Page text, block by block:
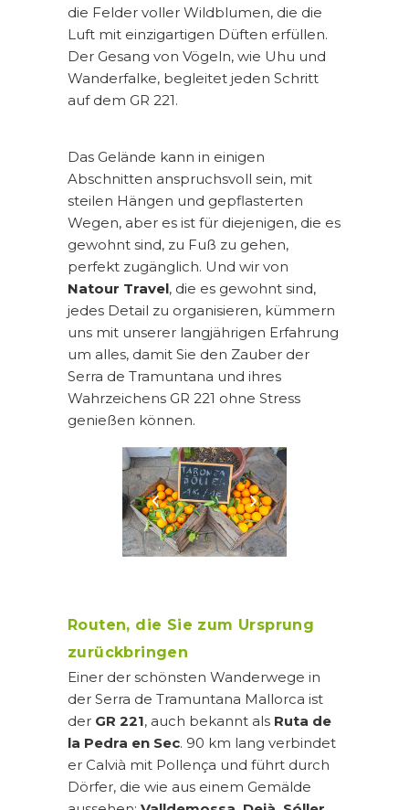
die Felder voller Wildblumen, die die
Luft mit einzigartigen Düften erfüllen.
Der Gesang von Vögeln, wie Uhu und
Wanderfalke, begleitet jeden Schritt
auf dem GR 221.
Das Gelände kann in einigen
Abschnitten anspruchsvoll sein, mit
steilen Hängen und gepflasterten
Wegen, aber es ist für diejenigen, die es
gewohnt sind, zu Fuß zu gehen,
perfekt zugänglich. Und wir von
Natour Travel, die es gewohnt sind,
jedes Detail zu organisieren, kümmern
uns mit unserer langjährigen Erfahrung
um alles, damit Sie den Zauber der
Serra de Tramuntana und ihres
Wahrzeichens GR 221 ohne Stress
genießen können.
Routen, die Sie zum Ursprung
zurückbringen
Einer der schönsten Wanderwege in
der Serra de Tramuntana Mallorca ist
der GR 221, auch bekannt als Ruta de
la Pedra en Sec. 90 km lang verbindet
er Calvià mit Pollença und führt durch
Dörfer, die wie aus einem Gemälde